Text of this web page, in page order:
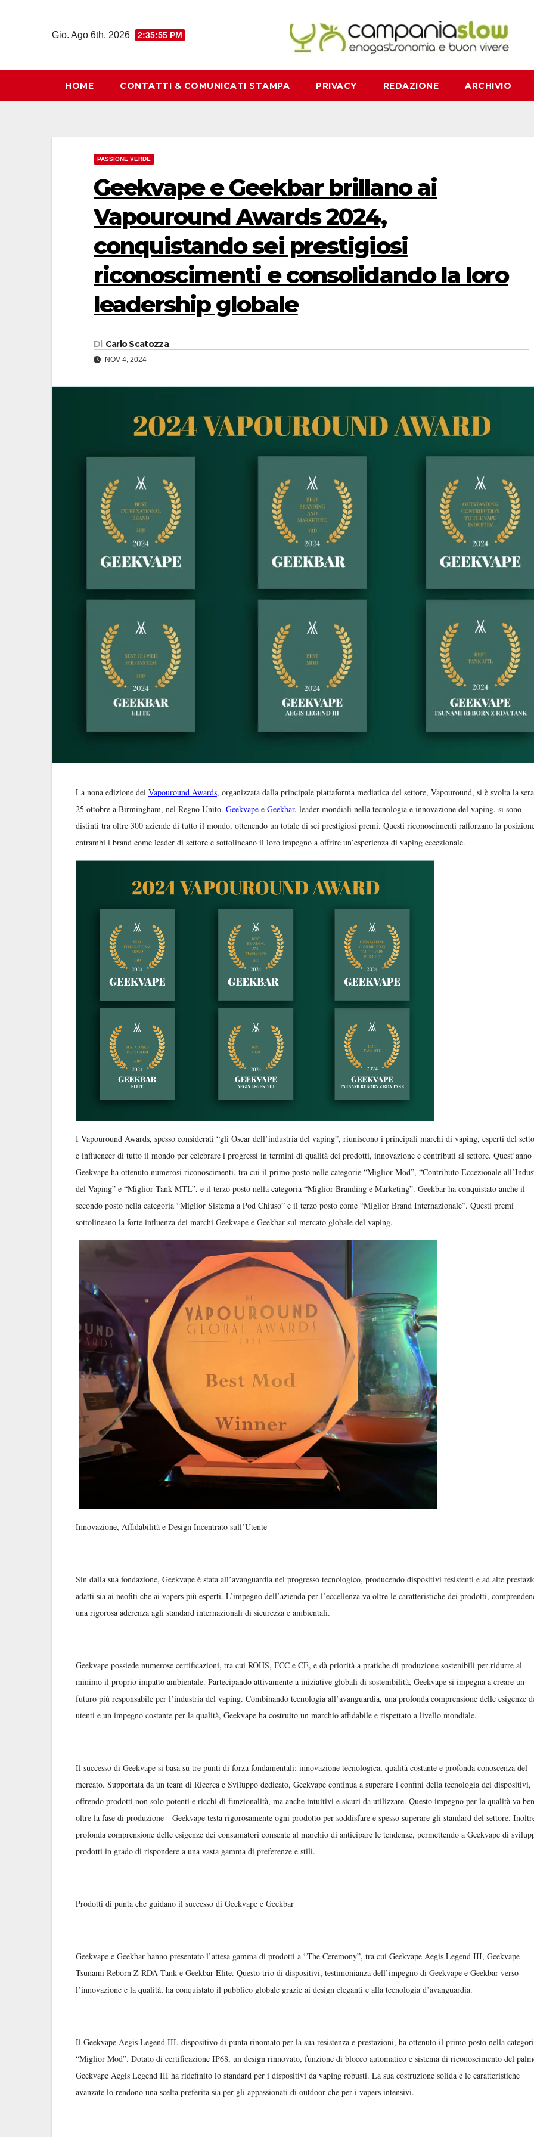
Gio. Ago 6th, 2026 2:35:56 PM
HOME CONTATTI & COMUNICATI STAMPA PRIVACY REDAZIONE ARCHIVIO
PASSIONE VERDE
Geekvape e Geekbar brillano ai
Vapouround Awards 2024,
conquistando sei prestigiosi
riconoscimenti e consolidando la loro
leadership globale
Di Carlo Scatozza
NOV 4, 2024
La nona edizione dei Vapouround Awards, organizzata dalla principale piattaforma mediatica del settore, Vapouround, si è svolta la
25 ottobre a Birmingham, nel Regno Unito. Geekvape e Geekbar, leader mondiali nella tecnologia e innovazione del vaping, si sono
distinti tra oltre 300 aziende di tutto il mondo, ottenendo un totale di sei prestigiosi premi. Questi riconoscimenti rafforzano la
entrambi i brand come leader di settore e sottolineano il loro impegno a offrire un’esperienza di vaping eccezionale.
I Vapouround Awards, spesso considerati “gli Oscar dell’industria del vaping”, riuniscono i principali marchi di vaping, esperti del
e influencer di tutto il mondo per celebrare i progressi in termini di qualità dei prodotti, innovazione e contributi al settore. Quest’anno
Geekvape ha ottenuto numerosi riconoscimenti, tra cui il primo posto nelle categorie “Miglior Mod”, “Contributo Eccezionale
del Vaping” e “Miglior Tank MTL”, e il terzo posto nella categoria “Miglior Branding e Marketing”. Geekbar ha conquistato anche il
secondo posto nella categoria “Miglior Sistema a Pod Chiuso” e il terzo posto come “Miglior Brand Internazionale”. Questi premi
sottolineano la forte influenza dei marchi Geekvape e Geekbar sul mercato globale del vaping.
Innovazione, Affidabilità e Design Incentrato sull’Utente
Sin dalla sua fondazione, Geekvape è stata all’avanguardia nel progresso tecnologico, producendo dispositivi resistenti e ad alte
adatti sia ai neofiti che ai vapers più esperti. L’impegno dell’azienda per l’eccellenza va oltre le caratteristiche dei prodotti,
una rigorosa aderenza agli standard internazionali di sicurezza e ambientali.
Geekvape possiede numerose certificazioni, tra cui ROHS, FCC e CE, e dà priorità a pratiche di produzione sostenibili per ridurre al
minimo il proprio impatto ambientale. Partecipando attivamente a iniziative globali di sostenibilità, Geekvape si impegna a creare un
futuro più responsabile per l’industria del vaping. Combinando tecnologia all’avanguardia, una profonda comprensione delle esigenze
utenti e un impegno costante per la qualità, Geekvape ha costruito un marchio affidabile e rispettato a livello mondiale.
Il successo di Geekvape si basa su tre punti di forza fondamentali: innovazione tecnologica, qualità costante e profonda conoscenza del
mercato. Supportata da un team di Ricerca e Sviluppo dedicato, Geekvape continua a superare i confini della tecnologia dei dispositivi,
offrendo prodotti non solo potenti e ricchi di funzionalità, ma anche intuitivi e sicuri da utilizzare. Questo impegno per la qualità va ben
oltre la fase di produzione—Geekvape testa rigorosamente ogni prodotto per soddisfare e spesso superare gli standard del settore.
profonda comprensione delle esigenze dei consumatori consente al marchio di anticipare le tendenze, permettendo a Geekvape di
prodotti in grado di rispondere a una vasta gamma di preferenze e stili.
Prodotti di punta che guidano il successo di Geekvape e Geekbar
Geekvape e Geekbar hanno presentato l’attesa gamma di prodotti a “The Ceremony”, tra cui Geekvape Aegis Legend III, Geekvape
Tsunami Reborn Z RDA Tank e Geekbar Elite. Questo trio di dispositivi, testimonianza dell’impegno di Geekvape e Geekbar verso
l’innovazione e la qualità, ha conquistato il pubblico globale grazie ai design eleganti e alla tecnologia d’avanguardia.
Il Geekvape Aegis Legend III, dispositivo di punta rinomato per la sua resistenza e prestazioni, ha ottenuto il primo posto nella
“Miglior Mod”. Dotato di certificazione IP68, un design rinnovato, funzione di blocco automatico e sistema di riconoscimento del
Geekvape Aegis Legend III ha ridefinito lo standard per i dispositivi da vaping robusti. La sua costruzione solida e le caratteristiche
avanzate lo rendono una scelta preferita sia per gli appassionati di outdoor che per i vapers intensivi.